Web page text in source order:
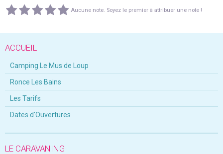
Aucune note. Soyez le premier à attribuer une note !
ACCUEIL
Camping Le Mus de Loup
Ronce Les Bains
Les Tarifs
Dates d'Ouvertures
LE CARAVANING